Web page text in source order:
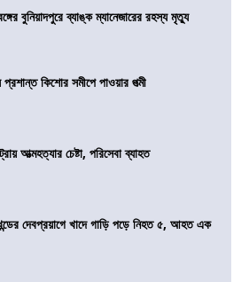
বুনিয়াদপুরে ব্যাঙ্ক ম্যানেজারের রহস্য মৃত্যু
প্রশান্ত কিশোর সমীপে পাওয়ার পত্মী
আত্মহত্যার চেষ্টা, পরিসেবা ব্যাহত
দেবপ্রয়াগে খাদে গাড়ি পড়ে নিহত ৫, আহত এক